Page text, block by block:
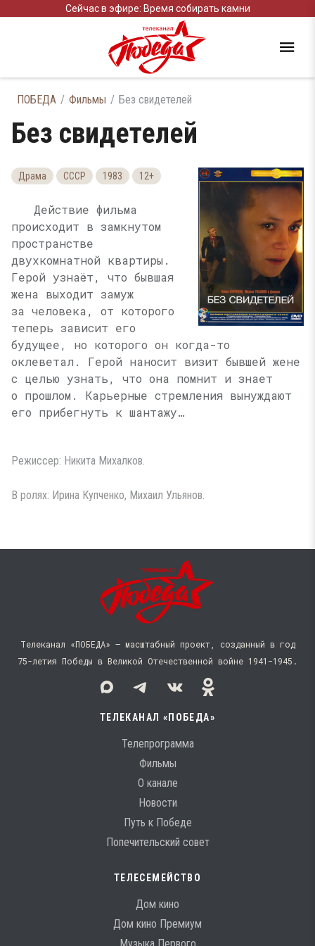
Сейчас в эфире: Время собирать камни
ПОБЕДА Фильмы Без свидетелей
Без свидетелей
Драма СССР 1983 12+
Действие фильма
происходит в замкнутом
пространстве
двухкомнатной квартиры.
Герой узнаёт, что бывшая
жена выходит замуж
за человека, от которого
теперь зависит его
будущее, но которого он когда-то
оклеветал. Герой наносит визит бывшей жене
с целью узнать, что она помнит и знает
о прошлом. Карьерные стремления вынуждают
его прибегнуть к шантажу…
Режиссер: Никита Михалков.
В ролях: Ирина Купченко, Михаил Ульянов.
Телеканал «ПОБЕДА» — масштабный проект, созданный в год
75-летия Победы в Великой Отечественной войне 1941−1945.
ТЕЛЕКАНАЛ «ПОБЕДА»
Телепрограмма
Фильмы
О канале
Новости
Путь к Победе
Попечительский совет
ТЕЛЕСЕМЕЙСТВО
Дом кино
Дом кино Премиум